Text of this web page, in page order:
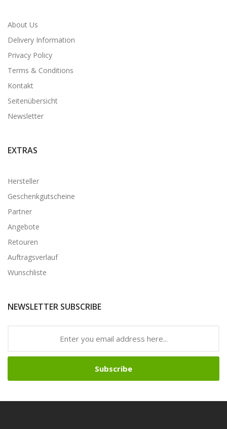
About Us
Delivery Information
Privacy Policy
Terms & Conditions
Kontakt
Seitenübersicht
Newsletter
EXTRAS
Hersteller
Geschenkgutscheine
Partner
Angebote
Retouren
Auftragsverlauf
Wunschliste
NEWSLETTER SUBSCRIBE
Subscribe